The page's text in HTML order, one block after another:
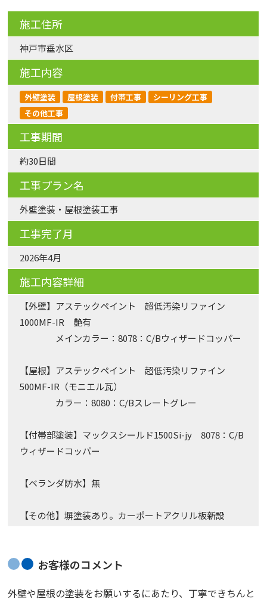
施工住所
神戸市垂水区
施工内容
外壁塗装 屋根塗装 付帯工事
シーリング工事
その他工事
工事期間
約30日間
工事プラン名
外壁塗装・屋根塗装工事
工事完了月
2026年4月
施工内容詳細
【外壁】アステックペイント 超低汚染リファイン
1000MF-IR 艶有
メインカラー：8078：C/Bウィザードコッパー
【屋根】アステックペイント 超低汚染リファイン
500MF-IR（モニエル瓦）
カラー：8080：C/Bスレートグレー
【付帯部塗装】マックスシールド1500Si-jy 8078：C/B
ウィザードコッパー
【ベランダ防水】無
【その他】塀塗装あり。カーポートアクリル板新設
お客様のコメント
外壁や屋根の塗装をお願いするにあたり、丁寧できちんと